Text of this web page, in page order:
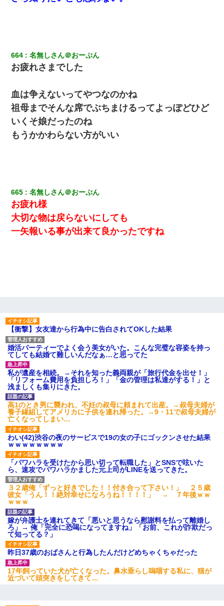
664 名無しさん＠おーぷん
お疲れさまでした
血は争えないってやつなのかね
祖母までそんな席でぶちまけるってよっぽどひど
いくそ娘だったのね
もうかかわらない方がいい
665 名無しさん＠おーぷん
お疲れ様
大切な物は戻らないにしても
一矢報いる事が出来て良かったですね
【衝撃】女友達から行為中に告白されてOKした結果
婚活パーティーでよく会う美女がいた。こんな完璧な容姿を持っ
てしても結婚て難しいんだなぁ…と思ってた
私が遺産を相続。→それを知った義両親が「旅行代金を出せ！」
「リフォーム費用を負担しろ！」「金の管理は私達がする！」と
浅ましくも集りにきた。
高1のとき男に襲われ、不妊の叔母に頼まれて出産。→叔母夫婦が
養子縁組してアメリカに子供を連れ帰った。→9・11で叔母夫婦が
亡くなってしまい…
わい(42)渋谷の夜のサービスで19の女の子にゴックンさせた結果
ｗｗｗｗｗｗｗｗ
「パワハラを受けたから思い切って転職した」とSNSで呟いた
ら、速攻でパワハラかました元上司がLINEを送ってきた。
３２歳俺「ずっと好きでした！！付き合って下さい！」 ２５歳
彼女「うん！！絶対幸せになろうね！！！！」 → ７年後ｗｗ
ｗｗｗ
嫁が弁護士を連れてきて「悪いと思うなら慰謝料を払って離婚し
ろ」→ 俺「完全に恐喝になってますね」「お前、これが詐欺だっ
て知ってる？」
昨日37歳のおばさんと行為したんだけどめちゃくちゃだった
17年飼っていた犬が亡くなった。鼻水垂らし嗚咽する私に、猫が
近づいて頭突きをしてきて…